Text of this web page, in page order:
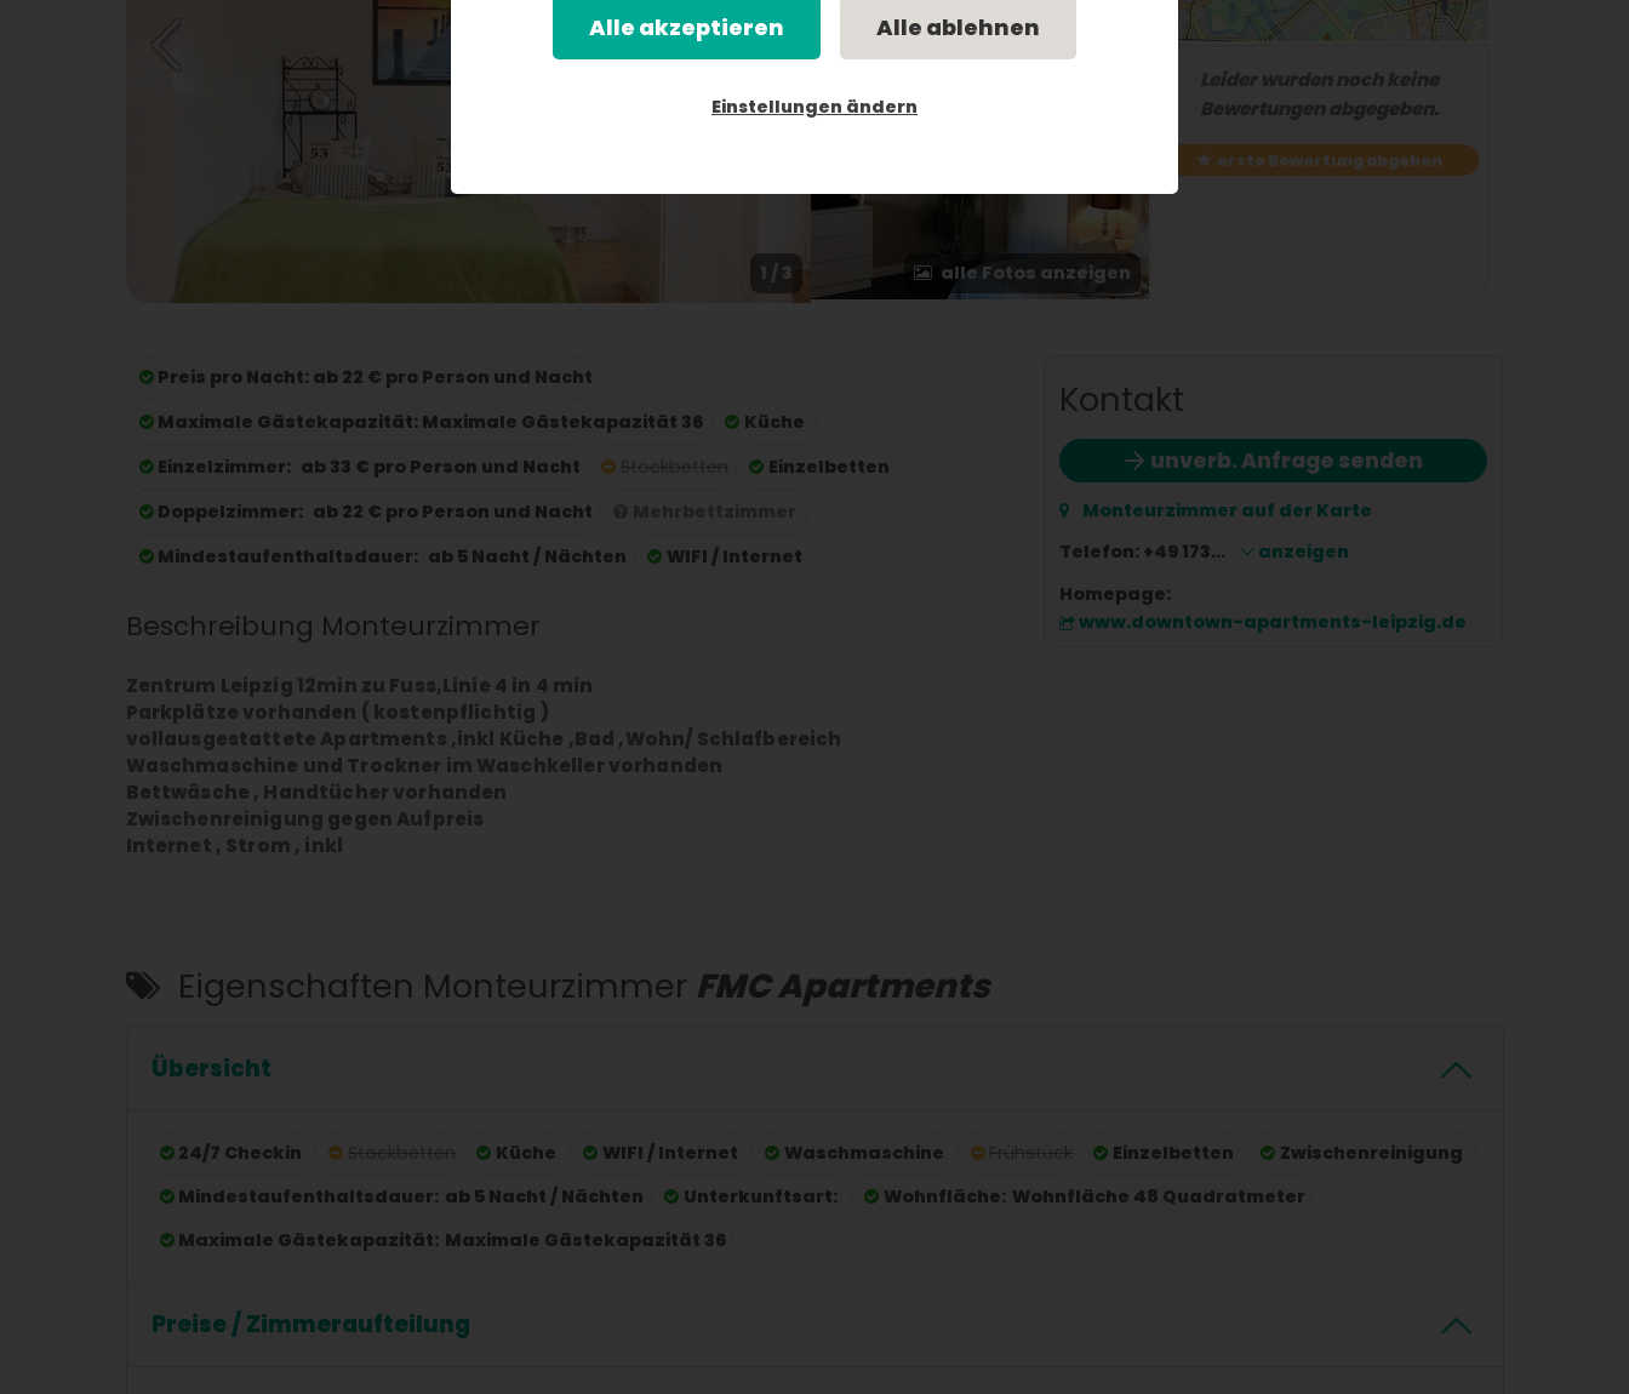
1 / 3 alle Fotos anzeigen
Leider wurden noch keine
Bewertungen abgegeben.
erste Bewertung abgeben
Preis pro Nacht: ab 22 € pro Person und Nacht
Maximale Gästekapazität: Maximale Gästekapazität 36
Küche
Einzelzimmer: ab 33 € pro Person und Nacht Stockbetten
Einzelbetten
Doppelzimmer: ab 22 € pro Person und Nacht
Mindestaufenthaltsdauer: ab 5 Nacht / Nächten WIFI / Internet
Beschreibung Monteurzimmer
Zentrum Leipzig 12min zu Fuss,Linie 4 in 4 min
Parkplätze vorhanden ( kostenpflichtig )
vollausgestattete Apartments ,inkl Küche ,Bad ,Wohn/ Schlafbereich
Waschmaschine und Trockner im Waschkeller vorhanden
Bettwäsche , Handtücher vorhanden
Zwischenreinigung gegen Aufpreis
Internet , Strom , inkl
Kontakt
unverb. Anfrage senden
Monteurzimmer auf der Karte
Telefon: +49 173...
anzeigen
Homepage:
www.downtown-apartments-leipzig.de
Eigenschaften Monteurzimmer FMC Apartments
Übersicht
24/7 Checkin Stockbetten Küche WIFI / Internet Waschmaschine Frühstück Einzelbetten
Zwischenreinigung
Mindestaufenthaltsdauer: ab 5 Nacht / Nächten Unterkunftsart: Wohnfläche: Wohnfläche 48 Quadratmeter
Maximale Gästekapazität: Maximale Gästekapazität 36
Preise / Zimmeraufteilung
Alle akzeptieren Alle ablehnen
Einstellungen ändern